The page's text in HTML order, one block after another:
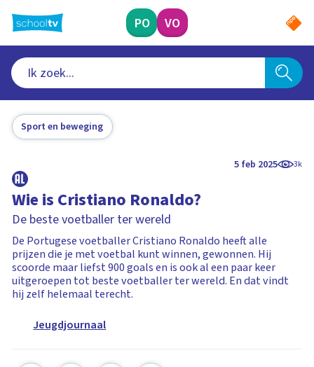
naar
hoofdinhoud
PO VO
Sport en beweging
5 feb 2025 3k
Wie is Cristiano Ronaldo?
De beste voetballer ter wereld
De Portugese voetballer Cristiano Ronaldo heeft alle
prijzen die je met voetbal kunt winnen, gewonnen. Hij
scoorde maar liefst 900 goals en is ook al een paar keer
uitgeroepen tot beste voetballer ter wereld. En dat vindt
hij zelf helemaal terecht.
Jeugdjournaal